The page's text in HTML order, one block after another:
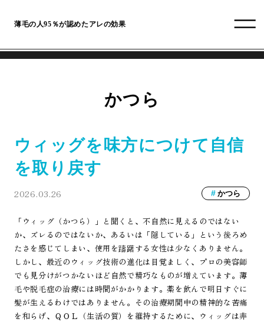
薄毛の人95％が認めたアレの効果
かつら
ウィッグを味方につけて自信
を取り戻す
2026.03.26 かつら
「ウィッグ（かつら）」と聞くと、不自然に見えるのではない
か、ズレるのではないか、あるいは「隠している」という後ろめ
たさを感じてしまい、使用を躊躇する女性は少なくありません。
しかし、最近のウィッグ技術の進化は目覚ましく、プロの美容師
でも見分けがつかないほど自然で精巧なものが増えています。薄
毛や脱毛症の治療には時間がかかります。薬を飲んで明日すぐに
髪が生えるわけではありません。その治療期間中の精神的な苦痛
を和らげ、ＱＯＬ（生活の質）を維持するために、ウィッグは非